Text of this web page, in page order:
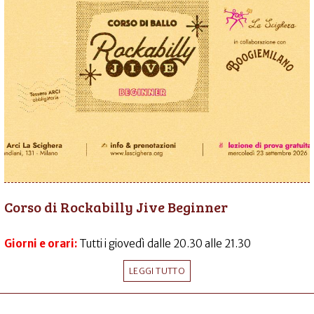
Corso di Rockabilly Jive Beginner
Giorni e orari: Tutti i giovedì dalle 20.30 alle 21.30
LEGGI TUTTO